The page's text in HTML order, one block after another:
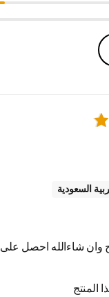
السعودية
وان شاءالله احصل على
المنتج